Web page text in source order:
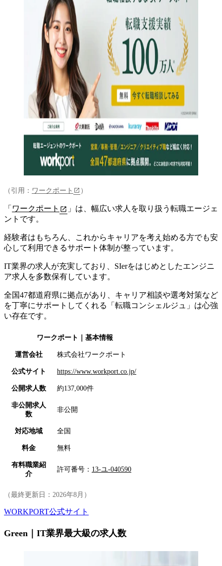
（引用： ワークポート ）
「 ワークポート 」は、 幅広い求人を取り扱う転職エージェ
ント です。
経験者はもちろん、これからキャリアを考え始める方でも安
心して利用できるサポート体制が整っています。
IT業界の求人が充実しており、SIerをはじめとしたエンジニ
ア求人を多数保有しています。
全国47都道府県に拠点があり、キャリア相談や選考対策など
を丁寧にサポートしてくれる「転職コンシェルジュ」は心強
い存在です。
ワークポート ｜基本情報
運営会社 株式会社ワークポート
公式サイト https://www.workport.co.jp/
公開求人数 約137,000件
非公開求人
数
非公開
対応地域 全国
料金 無料
有料職業紹
介
許可番号： 13-ユ-040590
（最終更新日： 2026年8月 ）
WORKPORT公式サイト
Green｜IT業界最大級の求人数